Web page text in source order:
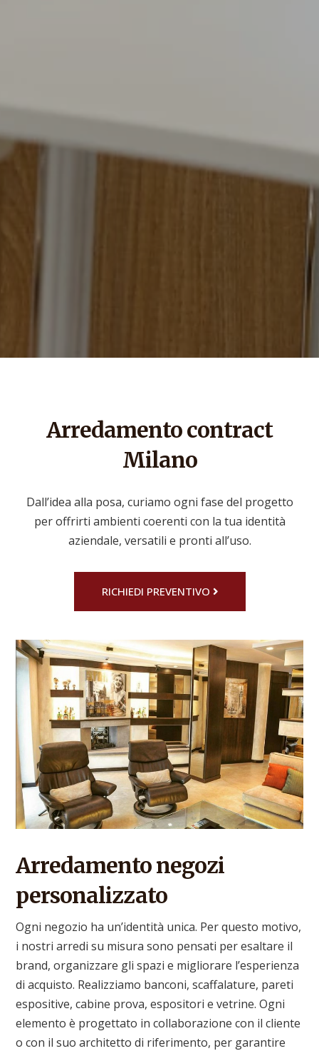
Arredamento contract
Milano
Dall’idea alla posa, curiamo ogni fase del progetto
per offrirti ambienti coerenti con la tua identità
aziendale, versatili e pronti all’uso.
RICHIEDI PREVENTIVO
Arredamento negozi
personalizzato
Ogni negozio ha un’identità unica. Per questo motivo,
i nostri arredi su misura sono pensati per esaltare il
brand, organizzare gli spazi e migliorare l’esperienza
di acquisto. Realizziamo banconi, scaffalature, pareti
espositive, cabine prova, espositori e vetrine. Ogni
elemento è progettato in collaborazione con il cliente
o con il suo architetto di riferimento, per garantire